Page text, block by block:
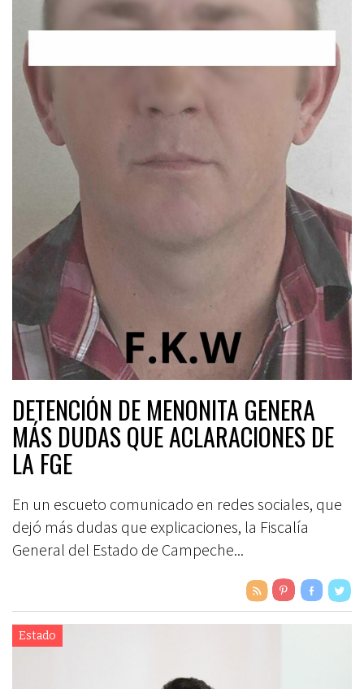
DETENCIÓN DE MENONITA GENERA
MÁS DUDAS QUE ACLARACIONES DE
LA FGE
En un escueto comunicado en redes sociales, que
dejó más dudas que explicaciones, la Fiscalía
General del Estado de Campeche...
Estado